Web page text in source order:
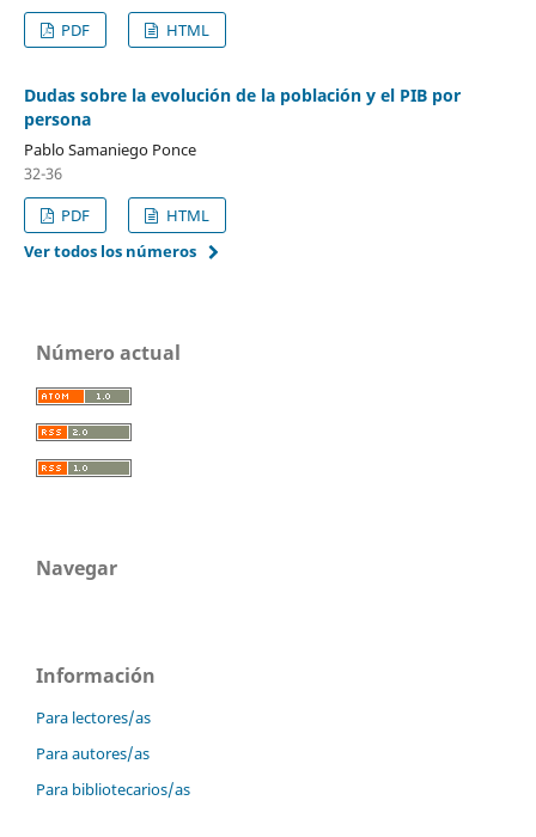
PDF
HTML
Dudas sobre la evolución de la población y el PIB por
persona
Pablo Samaniego Ponce
32-36
PDF
HTML
Ver todos los números
Número actual
Navegar
Información
Para lectores/as
Para autores/as
Para bibliotecarios/as